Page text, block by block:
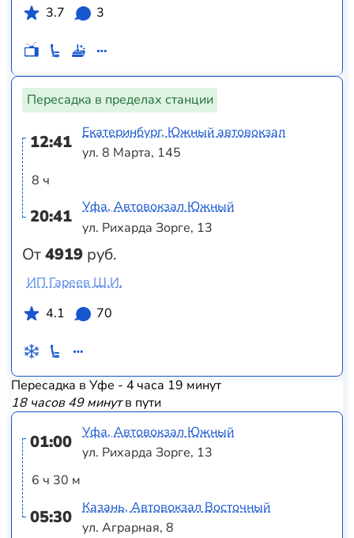
3.7
3
Пересадка в пределах станции
12:41
8 ч
20:41
От4919 руб.
Екатеринбург, Южный автовокзал
ул. 8 Марта, 145
Уфа, Автовокзал Южный
ул. Рихарда Зорге, 13
ИП Гареев Ш.И.
4.1
70
Пересадка в Уфе - 4 часа 19 минут
18 часов 49 минутв пути
01:00
6 ч 30 м
05:30
Уфа, Автовокзал Южный
ул. Рихарда Зорге, 13
Казань, Автовокзал Восточный
ул. Аграрная, 8